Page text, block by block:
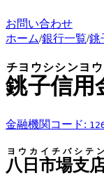
お問い合わせ
ホーム/銀行一覧/銚
銚子信用
チヨウシシンヨ
金融機関コード:
八日市場支
ヨウカイチバシテン